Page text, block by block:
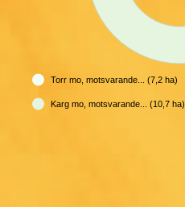
Torr mo, motsvarande... (7,2 ha)
Karg mo, motsvarande... (10,7 ha)